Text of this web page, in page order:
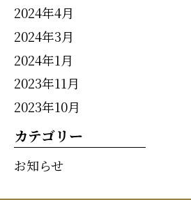
2024年4月
2024年3月
2024年1月
2023年11月
2023年10月
カテゴリー
お知らせ